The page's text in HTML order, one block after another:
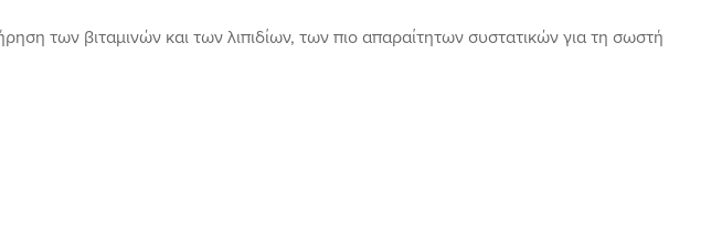
των βιταμινών και των λιπιδίων, των πιο απαραίτητων συστατικών για τη σωστή